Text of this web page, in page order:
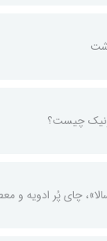
چیست؟
چای پُر ادویه و